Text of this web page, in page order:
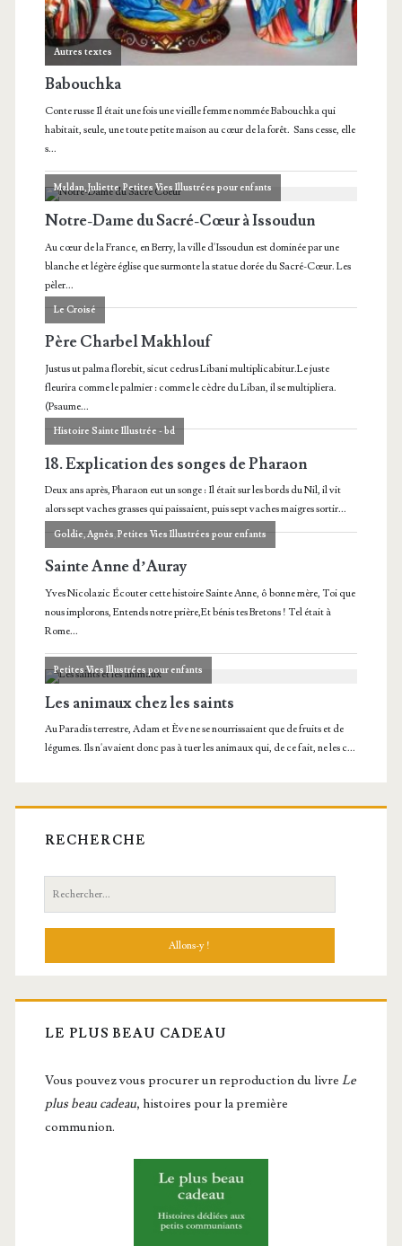
RECHERCHE
Recherche:
LE PLUS BEAU CADEAU
Vous pou­vez vous pro­cu­rer un repro­duc­tion du livre Le
plus beau cadeau, histoires pour la première
communion.